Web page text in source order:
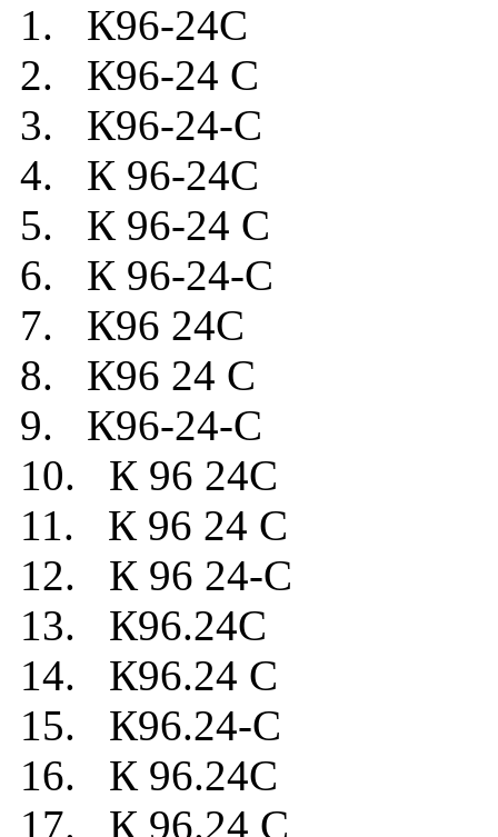
1. К96-24C
2. К96-24 C
3. К96-24-C
4. К 96-24C
5. К 96-24 C
6. К 96-24-C
7. К96 24C
8. К96 24 C
9. К96-24-C
10. К 96 24C
11. К 96 24 C
12. К 96 24-C
13. К96.24C
14. К96.24 C
15. К96.24-C
16. К 96.24C
17. К 96.24 C